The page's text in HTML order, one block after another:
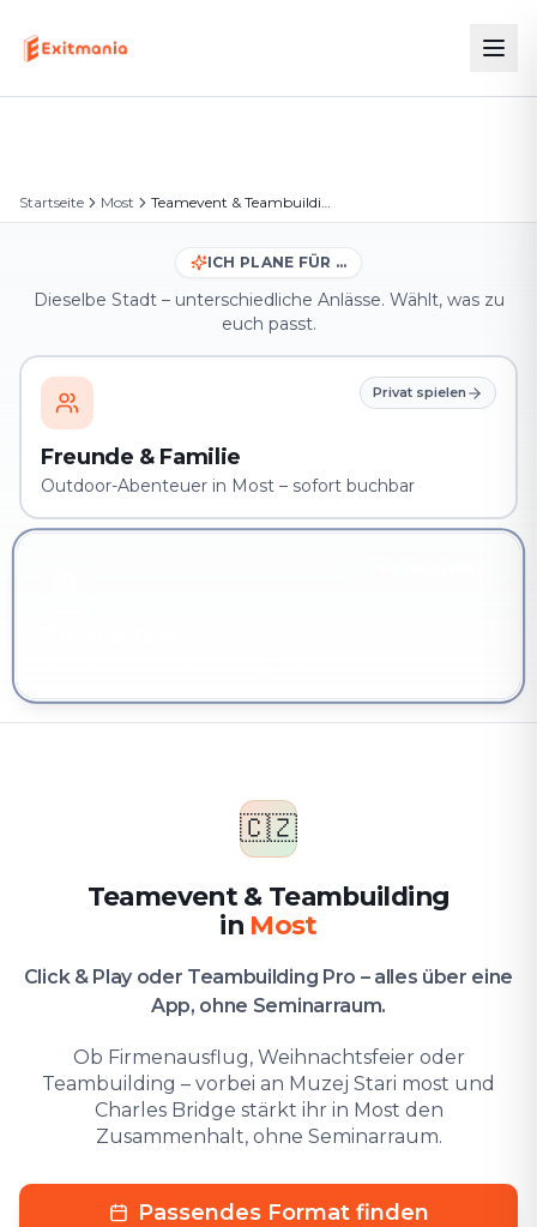
Startseite Most Teamevent & Teambuilding in Most
ICH PLANE FÜR …
Dieselbe Stadt – unterschiedliche Anlässe. Wählt, was zu
euch passt.
Privat spielen
Freunde & Familie
Outdoor-Abenteuer in Most – sofort buchbar
🇨🇿
Teamevent & Teambuilding
in Most
Click & Play oder Teambuilding Pro – alles über eine
App, ohne Seminarraum.
Ob Firmenausflug, Weihnachtsfeier oder
Teambuilding – vorbei an Muzej Stari most und
Charles Bridge stärkt ihr in Most den
Zusammenhalt, ohne Seminarraum.
Passendes Format finden